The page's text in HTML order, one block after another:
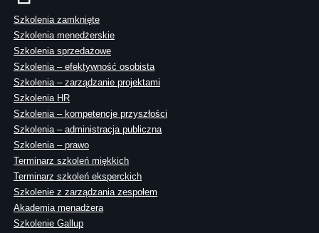
Szkolenia zamknięte
Szkolenia menedżerskie
Szkolenia sprzedażowe
Szkolenia – efektywność osobista
Szkolenia – zarządzanie projektami
Szkolenia HR
Szkolenia – kompetencje przyszłości
Szkolenia – administracja publiczna
Szkolenia – prawo
Terminarz szkoleń miękkich
Terminarz szkoleń eksperckich
Szkolenie z zarządzania zespołem
Akademia menadżera
Szkolenie Gallup